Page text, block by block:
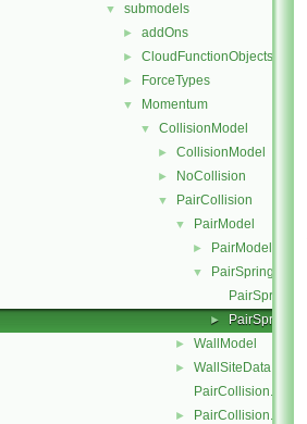
▼ submodels
► addOns
► CloudFunctionObjects
► ForceTypes
▼ Momentum
▼ CollisionModel
► CollisionModel
► NoCollision
▼ PairCollision
▼ PairModel
► PairModel
▼
►
► WallModel
►
WallSiteData
PairCollision.C
► PairCollision.H